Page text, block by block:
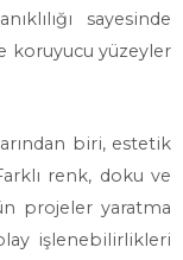
sayesinde
koruyucu yüzeyler
biri, estetik
renk, doku ve
projeler yaratma
işlenebilirlikleri